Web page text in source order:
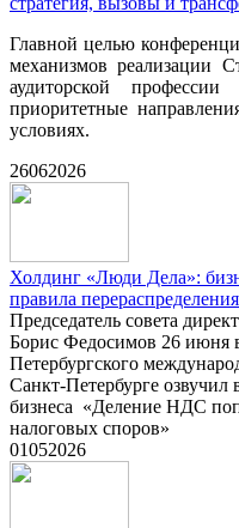
Главной целью
механизмов реализации
аудиторской
приоритетные
условиях.
26062026
Холдинг «Люди Дела»:
правила
Председатель совета
Борис Федосимов 26 июня
Петербургского
Санкт-Петербурге озвучил
бизнеса «Деление НДС
налоговых споров»
01052026